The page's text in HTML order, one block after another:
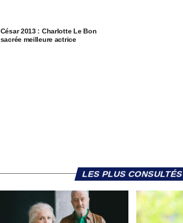
César 2013 : Charlotte Le Bon
sacrée meilleure actrice
LES PLUS CONSULTÉS